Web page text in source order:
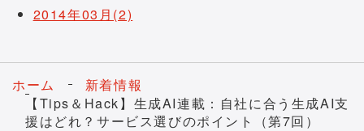
2014年03月(2)
ホーム
新着情報
【Tips＆Hack】生成AI連載：自社に合う生成AI支
援はどれ？サービス選びのポイント（第7回）